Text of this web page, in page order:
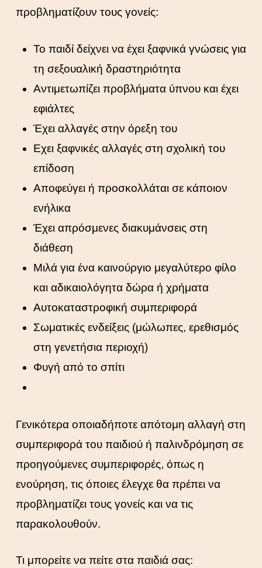
προβληματίζουν τους γονείς:
Το παιδί δείχνει να έχει ξαφνικά γνώσεις για
τη σεξουαλική δραστηριότητα
Αντιμετωπίζει προβλήματα ύπνου και έχει
εφιάλτες
Έχει αλλαγές στην όρεξη του
Εχει ξαφνικές αλλαγές στη σχολική του
επίδοση
Αποφεύγει ή προσκολλάται σε κάποιον
ενήλικα
Έχει απρόσμενες διακυμάνσεις στη
διάθεση
Μιλά για ένα καινούργιο μεγαλύτερο φίλο
και αδικαιολόγητα δώρα ή χρήματα
Αυτοκαταστροφική συμπεριφορά
Σωματικές ενδείξεις (μώλωπες, ερεθισμός
στη γενετήσια περιοχή)
Φυγή από το σπίτι
Γενικότερα οποιαδήποτε απότομη αλλαγή στη
συμπεριφορά του παιδιού ή παλινδρόμηση σε
προηγούμενες συμπεριφορές, όπως η
ενούρηση, τις όποιες έλεγχε θα πρέπει να
προβληματίζει τους γονείς και να τις
παρακολουθούν.
Τι μπορείτε να πείτε στα παιδιά σας: